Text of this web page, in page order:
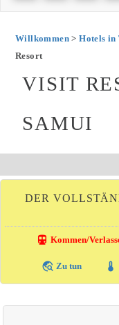
Willkommen>Hotels in
Resort
VISIT
SAMUI
DER
directions_transit Kommen/
travel_explore Zu tun thermostat